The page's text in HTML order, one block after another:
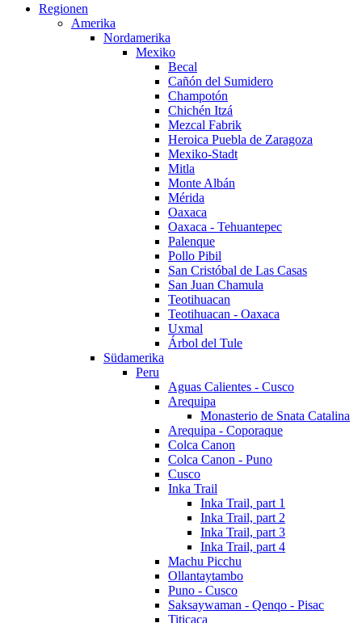
Regionen
Amerika
Nordamerika
Mexiko
Becal
Cañón del Sumidero
Champotón
Chichén Itzá
Mezcal Fabrik
Heroica Puebla de Zaragoza
Mexiko-Stadt
Mitla
Monte Albán
Mérida
Oaxaca
Oaxaca - Tehuantepec
Palenque
Pollo Pibil
San Cristóbal de Las Casas
San Juan Chamula
Teotihuacan
Teotihuacan - Oaxaca
Uxmal
Árbol del Tule
Südamerika
Peru
Aguas Calientes - Cusco
Arequipa
Monasterio de Snata Catalina
Arequipa - Coporaque
Colca Canon
Colca Canon - Puno
Cusco
Inka Trail
Inka Trail, part 1
Inka Trail, part 2
Inka Trail, part 3
Inka Trail, part 4
Machu Picchu
Ollantaytambo
Puno - Cusco
Saksaywaman - Qenqo - Pisac
Titicaca